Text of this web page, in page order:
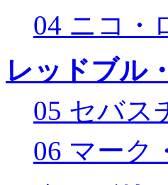
04 ニコ・
レッドブル
05 セバス
06 マーク